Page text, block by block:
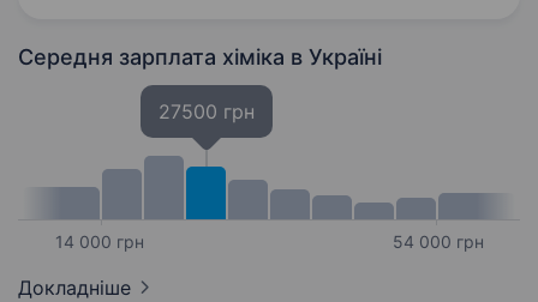
…
Середня зарплата хіміка в Україні
14 000 грн
27500 грн
54 000 грн
Докладніше